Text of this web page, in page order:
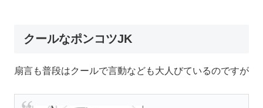
クールなポンコツJK
扇言も普段はクールで言動なども大人びているのですが